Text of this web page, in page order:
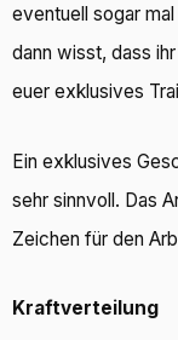
eventuell sogar
dann wisst, dass
euer exklusives
Ein exklusives
sehr sinnvoll. Das
Zeichen für den
Kraftverteilung